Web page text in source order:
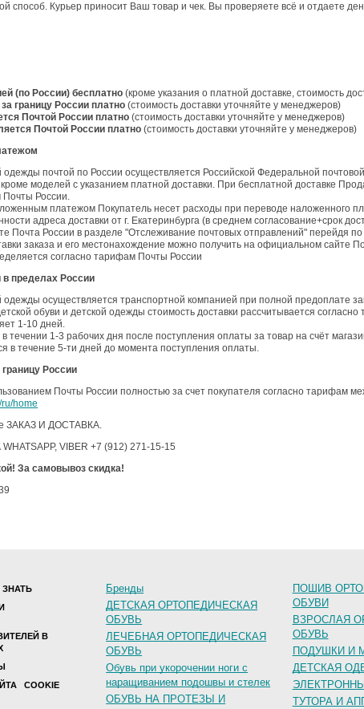
Курьер приносит Ваш товар и чек. Вы проверяете всё и отдаете
(по России) бесплатно (кроме указания о платной доставке, стоимость
границу России платно (стоимость доставки уточняйте у менеджеров)
Почтой России платно (стоимость доставки уточняйте у менеджеров)
Почтой России платно (стоимость доставки уточняйте у менеджеров)
одежды почтой по России осуществляется Российской Федеральной
моделей с указанием платной доставки. При бесплатной доставке
Почты России.
платежом Покупатель несет расходы при переводе наложенного
адреса доставки от г. Екатеринбурга (в среднем согласование+срок
Почта России в разделе "Отслеживание почтовых отправлений" перейдя по
заказа и его местонахождение можно получить на официальном сайте
согласно тарифам Почты России
в пределах России
одежды осуществляется транспортной компанией при полной предоплате
обуви и детской одежды стоимость доставки рассчитывается
1-10 дней.
течении 1-3 рабочих дня после поступления оплаты за товар на счёт
в течение 5-ти дней до момента поступления оплаты.
России
Почты России полностью за счет покупателя согласно тарифам
home
ЗАКАЗ И ДОСТАВКА.
VIBER +7 (912) 271-15-15
За самовывоз скидка!
ЗНАТЬ
В
COOKIE
Бренды
ДЕТСКАЯ ОРТОПЕДИЧЕСКАЯ
ОБУВЬ
ЛЕЧЕБНАЯ ОРТОПЕДИЧЕСКАЯ
ОБУВЬ
Обувь при укорочении ноги с
наращиванием подошвы и стелек
ОБУВЬ НА ПРОТЕЗЫ И
ПОШИВ
ОБУВИ
ВЗРОСЛАЯ
ОБУВЬ
ПОДУШКИ И
ДЕТСКАЯ
ТУТОРА И